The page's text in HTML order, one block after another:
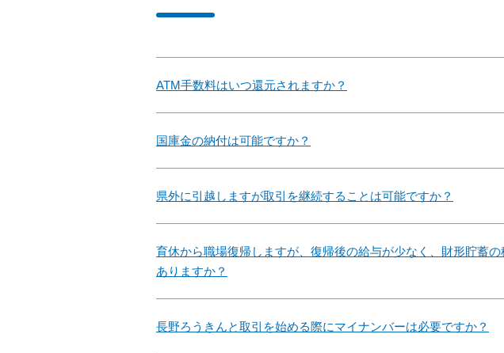
ATM手数料はいつ還元されますか？
国庫金の納付は可能ですか？
県外に引越しますが取引を継続することは可能ですか？
育休から職場復帰しますが、復帰後の給与が少なく、財形貯蓄
ありますか？
長野ろうきんと取引を始める際にマイナンバーは必要ですか？